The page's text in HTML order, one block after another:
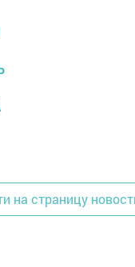
на страницу